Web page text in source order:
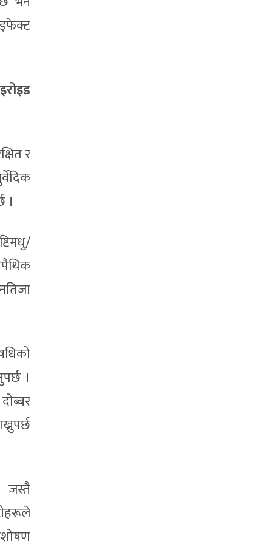
र
।
।
जस्तै